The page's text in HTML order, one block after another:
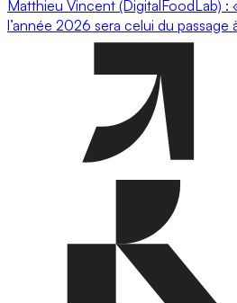
Matthieu Vincent (DigitalFoodLab) :
l’année 2026 sera celui du passage